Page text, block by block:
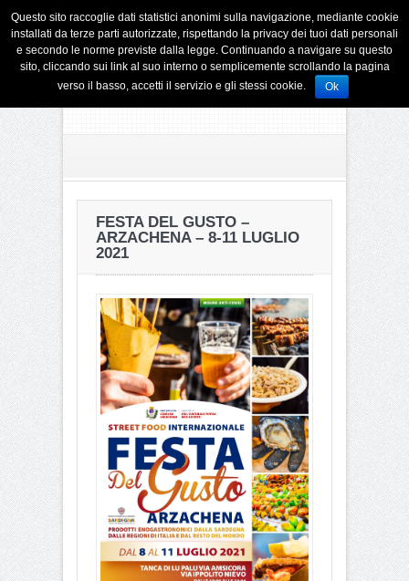
FESTA DEL GUSTO –
ARZACHENA – 8-11 LUGLIO
2021
Questo sito raccoglie dati statistici anonimi sulla navigazione, mediante cookie
installati da terze parti autorizzate, rispettando la privacy dei tuoi dati personali
e secondo le norme previste dalla legge. Continuando a navigare su questo
sito, cliccando sui link al suo interno o semplicemente scrollando la pagina
verso il basso, accetti il servizio e gli stessi cookie.
Ok